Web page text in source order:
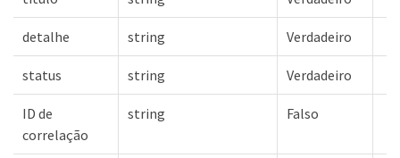
detalhe string Verdadeiro
status string Verdadeiro
ID de
correlação
string Falso